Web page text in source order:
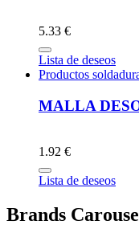
5.33 €
Lista de deseos
Productos
MALLA
1.92 €
Lista de deseos
Brands